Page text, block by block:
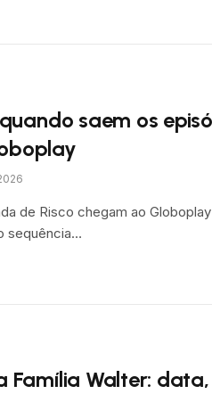
saem os
de Risco chegam ao Globoplay
sequência…
Família Walter: data,